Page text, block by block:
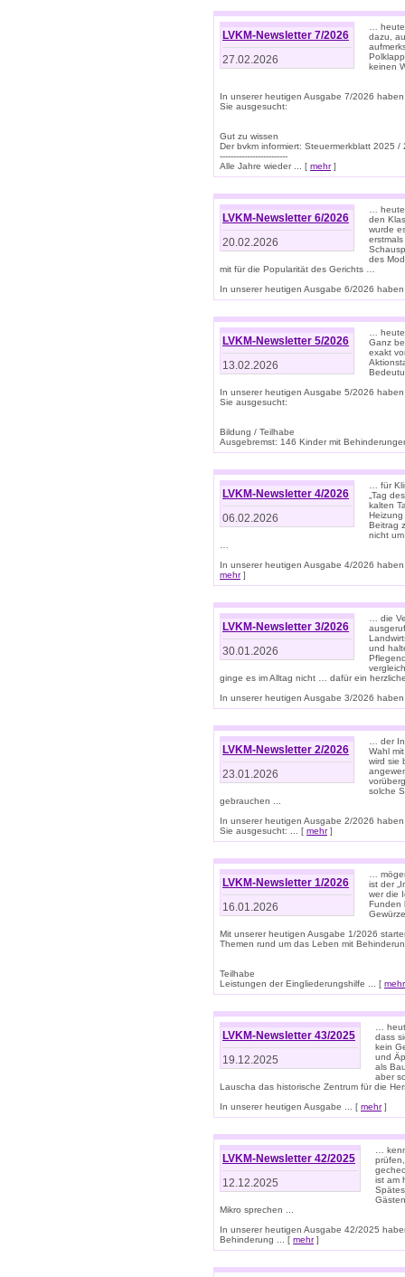
LVKM-Newsletter 7/2026
27.02.2026
…
dazu,
keinen
In unserer heutigen Ausgabe 7/2026
Sie ausgesucht:
Gut zu wissen
Der bvkm informiert: Steuermerkblatt 2025 /
-------------------------
Alle Jahre wieder ... [ mehr]
LVKM-Newsletter 6/2026
20.02.2026
…
den
wurde
des
mit für die Popularität des Gerichts …
In unserer heutigen Ausgabe 6/2026
LVKM-Newsletter 5/2026
13.02.2026
…
Ganz
exakt
In unserer heutigen Ausgabe 5/2026
Sie ausgesucht:
Bildung / Teilhabe
Ausgebremst: 146 Kinder mit
LVKM-Newsletter 4/2026
06.02.2026
… für
„Tag
kalten
Beitrag
nicht
In unserer heutigen Ausgabe 4/2026
mehr]
LVKM-Newsletter 3/2026
30.01.2026
… die
und
ginge es im Alltag nicht … dafür ein
In unserer heutigen Ausgabe 3/2026
LVKM-Newsletter 2/2026
23.01.2026
… der
Wahl
wird sie
solche
gebrauchen ...
In unserer heutigen Ausgabe 2/2026
Sie ausgesucht: ... [ mehr]
LVKM-Newsletter 1/2026
16.01.2026
…
ist der
wer die
Funden
Mit unserer heutigen Ausgabe 1/2026
Themen rund um das Leben mit
Teilhabe
Leistungen der Eingliederungshilfe ... [ mehr
LVKM-Newsletter 43/2025
19.12.2025
…
dass
kein
und
als
aber
Lauscha das historische Zentrum für die
In unserer heutigen Ausgabe ... [ mehr]
LVKM-Newsletter 42/2025
12.12.2025
…
ist am
Mikro sprechen ...
In unserer heutigen Ausgabe 42/2025
Behinderung ... [ mehr]